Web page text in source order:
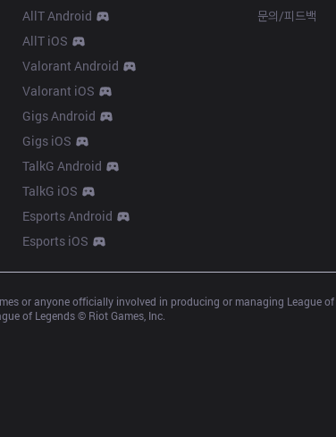
AllT Android
AllT iOS
Valorant Android
Valorant iOS
Gigs Android
Gigs iOS
TalkG Android
TalkG iOS
Esports Android
Esports iOS
문의/피드백
or anyone officially involved in producing or managing League of
of Legends © Riot Games, Inc.